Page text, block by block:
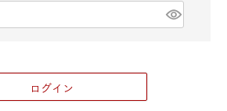
ログイン